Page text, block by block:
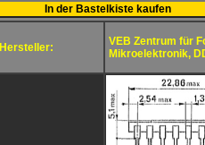
Hersteller:
VEB Zentrum für
Mikroelektronik,